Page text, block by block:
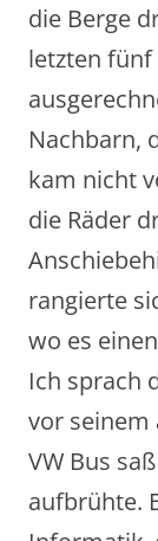
die Berge
letzten fünf
Nachbarn,
kam nicht
die Räder
rangierte
wo es
Ich sprach
vor seinem
VW Bus
aufbrühte.